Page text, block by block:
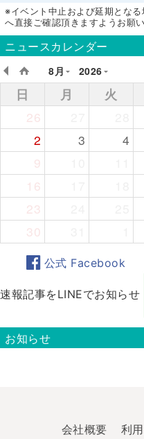
※イベント中止および延期とな
へ直接ご確認頂きますようお願
ニュースカレンダー
8月
2026
日 月 火
26
2
3 4
9
16
23
30
公式 Facebook
速報記事をLINEでお知らせ
お知らせ
会社概要
利